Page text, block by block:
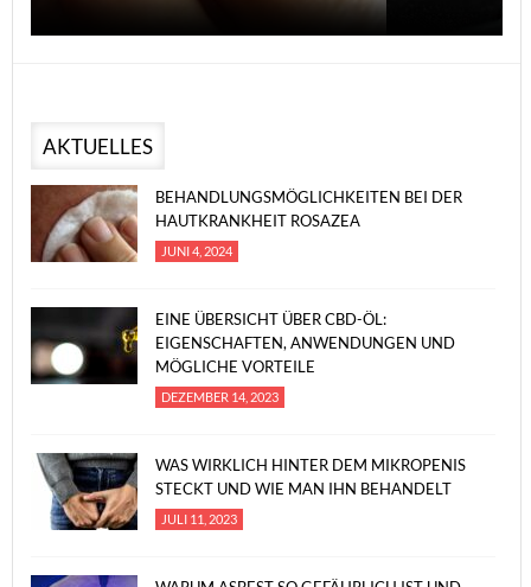
AKTUELLES
BEHANDLUNGSMÖGLICHKEITEN BEI DER
HAUTKRANKHEIT ROSAZEA
JUNI 4, 2024
EINE ÜBERSICHT ÜBER CBD-ÖL:
EIGENSCHAFTEN, ANWENDUNGEN UND
MÖGLICHE VORTEILE
DEZEMBER 14, 2023
WAS WIRKLICH HINTER DEM MIKROPENIS
STECKT UND WIE MAN IHN BEHANDELT
JULI 11, 2023